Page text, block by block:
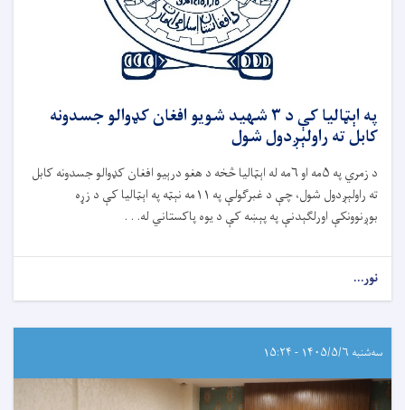
په اېټالیا کې د ۳ شهید شویو افغان کډوالو جسدونه
کابل ته راولېږدول شول
د زمري په ۵مه او ۶مه له اېټالیا څخه د هغو درېیو افغان کډوالو جسدونه کابل
ته راولېږدول شول، چې د غبرګولې په ۱۱مه نېټه په اېټالیا کې د زړه
بوږنوونکې اورلګېدنې په پېښه کې د یوه پاکستاني له. . .
نور...
سه‌شنبه ۱۴۰۵/۵/۶ - ۱۵:۲۴